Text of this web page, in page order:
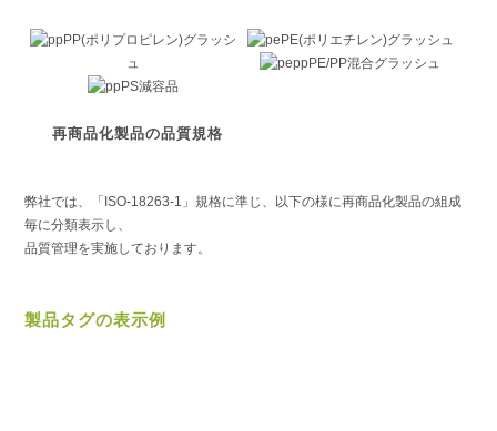
PP(ポリプロピレン)グラッシ
ュ
PE(ポリエチレン)グラッシュ
PE/PP混合グラッシュ
PS減容品
再商品化製品の品質規格
弊社では、「ISO-18263-1」規格に準じ、以下の様に再商品化製品の組成
毎に分類表示し、
品質管理を実施しております。
製品タグの表示例